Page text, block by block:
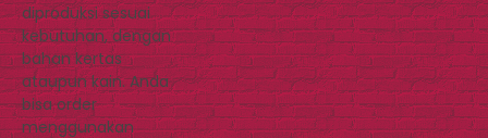
diproduksi sesuai
kebutuhan, dengan
bahan kertas
ataupun kain. Anda
bisa order
menggunakan